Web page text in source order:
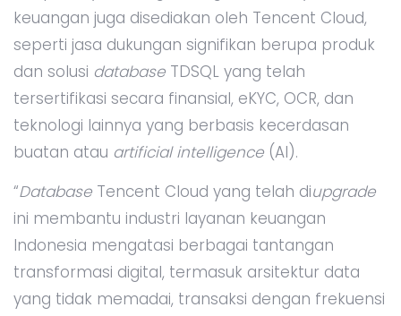
keuangan juga disediakan oleh Tencent Cloud,
seperti jasa dukungan signifikan berupa produk
dan solusi database TDSQL yang telah
tersertifikasi secara finansial, eKYC, OCR, dan
teknologi lainnya yang berbasis kecerdasan
buatan atau artificial intelligence (AI).
“Database Tencent Cloud yang telah diupgrade
ini membantu industri layanan keuangan
Indonesia mengatasi berbagai tantangan
transformasi digital, termasuk arsitektur data
yang tidak memadai, transaksi dengan frekuensi